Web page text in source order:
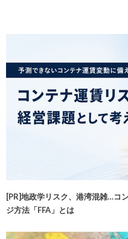
[PR]地政学リスク、港湾混雑…コ
ジ方法「FFA」とは